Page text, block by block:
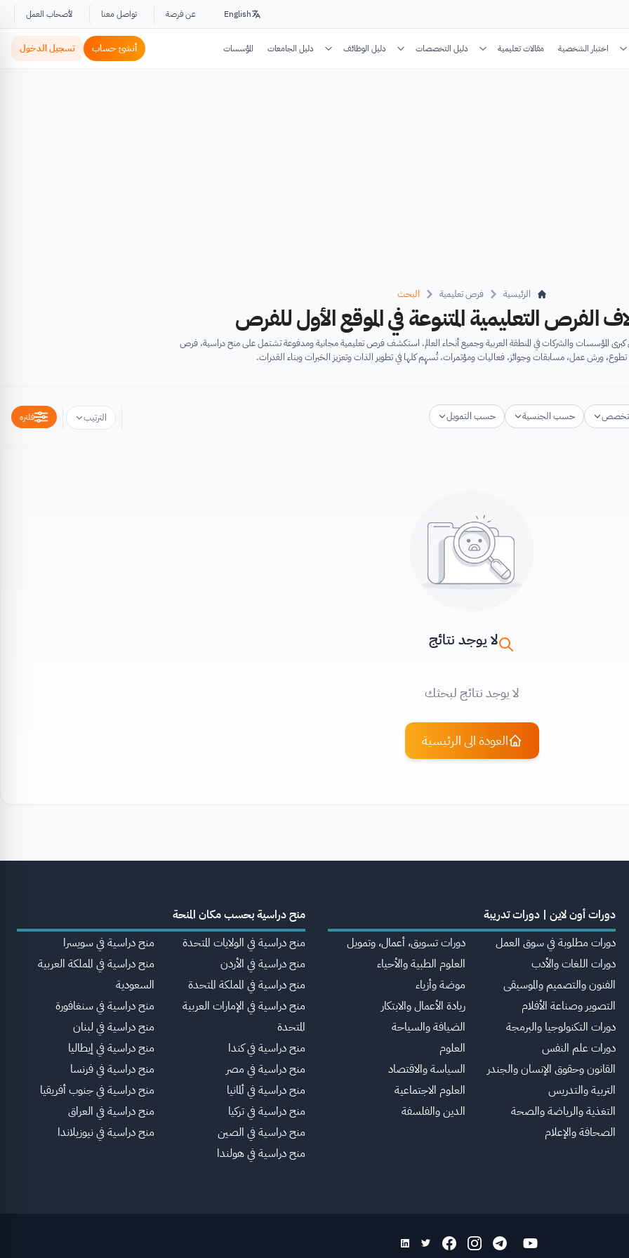
English عن فرصة تواصل معنا لأصحاب العمل
اختبار الشخصية مقالات تعليمية دليل التخصصات دليل الوظائف دليل الجامعات المؤسسات أنشئ حساب تسجيل الدخول
الرئيسية فرص تعليمية البحث
الفرص التعليمية المتنوعة في الموقع الأول للفرص
المؤسسات والشركات في المنطقة العربية وجميع أنحاء العالم. استكشف فرص تعليمية مجانية ومدفوعة تشتمل على منح دراسية، فرص
ورش عمل، مسابقات وجوائز، فعاليات ومؤتمرات، تُسهِم كلها في تطوير الذات وتعزيز الخبرات وبناء القدرات.
حسب الجنسية حسب التمويل الترتيب فلتره
لا يوجد نتائج
لا يوجد نتائج لبحثك
العودة الى الرئيسية
دورات أون لاين | دورات تدريبة
دورات مطلوبة في سوق العمل
دورات اللغات والأدب
الفنون والتصميم والموسيقى
التصوير وصناعة الأفلام
دورات التكنولوجيا والبرمجة
دورات علم النفس
القانون وحقوق الإنسان والجندر
التربية والتدريس
التغذية والرياضة والصحة
الصحافة والإعلام
دورات تسويق، أعمال، وتمويل
العلوم الطبية والأحياء
موضة وأزياء
ريادة الأعمال والابتكار
الضيافة والسياحة
العلوم
السياسة والاقتصاد
العلوم الاجتماعية
الدين والفلسفة
منح دراسية بحسب مكان المنحة
منح دراسية في الولايات المتحدة
منح دراسية في الأردن
منح دراسية في المملكة المتحدة
منح دراسية في الإمارات العربية
المتحدة
منح دراسية في كندا
منح دراسية في مصر
منح دراسية في ألمانيا
منح دراسية في تركيا
منح دراسية في الصين
منح دراسية في هولندا
منح دراسية في سويسرا
منح دراسية في المملكة العربية
السعودية
منح دراسية في سنغافورة
منح دراسية في لبنان
منح دراسية في إيطاليا
منح دراسية في فرنسا
منح دراسية في جنوب أفريقيا
منح دراسية في العراق
منح دراسية في نيوزيلاندا